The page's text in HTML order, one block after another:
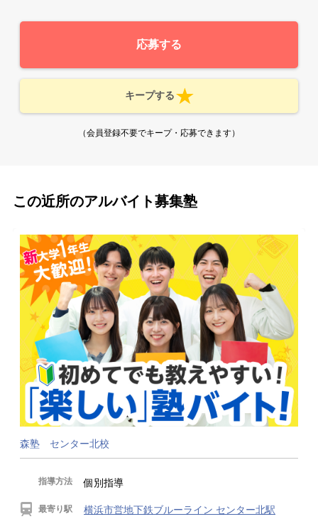
応募する
キープする
（会員登録不要でキープ・応募できます）
この近所のアルバイト募集塾
森塾 センター北校
指導方法 個別指導
最寄り駅
横浜市営地下鉄ブルーライン センター北駅